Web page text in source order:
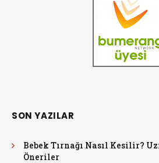
SON YAZILAR
Bebek Tırnağı Nasıl Kesilir?
Öneriler